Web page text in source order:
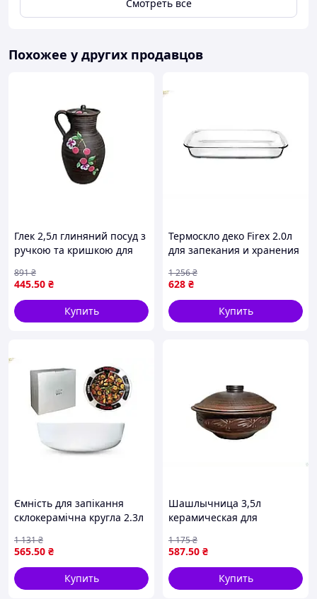
Смотреть всё
Похожее у других продавцов
Глек 2,5л глиняний посуд з
ручкою та кришкою для
зберігання страв
445.50 ₴
891₴
Купить
Термоскло деко Firex 2.0л
для запекания и хранения
форма прочный
контейнер
628 ₴
1 256₴
Купить
Ємність для запікання
склокерамічна кругла 2.3л
духовці
565.50 ₴
1 131₴
Купить
Шашлычница 3,5л
керамическая для
с декором ТМ ЭТНО
КЕРАМІКА
587.50 ₴
1 175₴
Купить